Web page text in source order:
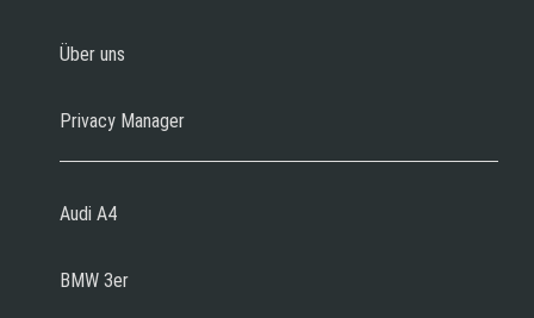
Über uns
Privacy Manager
Audi A4
BMW 3er